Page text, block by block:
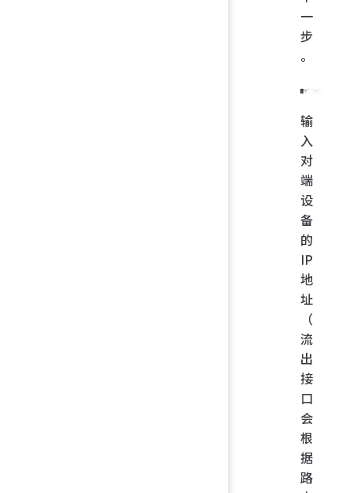
一
步
。
输
入
对
端
设
备
的
IP
地
址
（
流
出
接
口
会
根
据
路